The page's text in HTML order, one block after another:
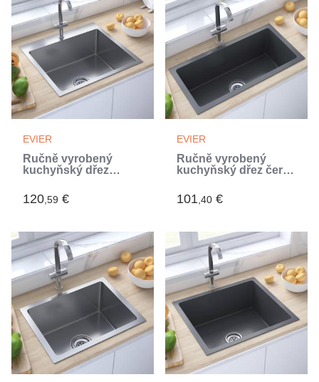
EVIER
Ručně vyrobený
kuchyňský dřez
(Argent)
120,59 €
EVIER
Ručně vyrobený
kuchyňský dřez černý
101,40 €